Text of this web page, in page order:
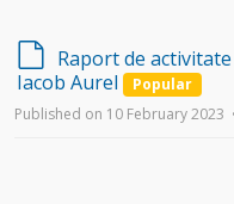
d
e
a
Raport de
Iacob Aurel
Popular
Published on 10 February 2023